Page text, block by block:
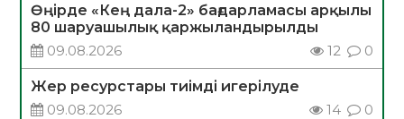
Өңірде «Кең дала-2» бағдарламасы арқылы
80 шаруашылық қаржыландырылды
09.08.2026
12 0
Жер ресурстары тиімді игерілуде
09.08.2026
14 0